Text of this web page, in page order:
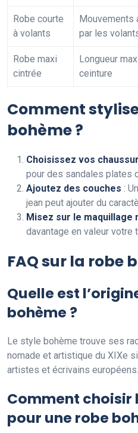
Robe courte
à volants
Mouvements
par les
Robe maxi
cintrée
Longueur
ceinture
Comment
bohème ?
Choisissez vos
pour des sandales plates
Ajoutez des couches :
jean peut ajouter du
Misez sur le maquillage
davantage en valeur votre
FAQ sur la robe
Quelle est
bohème ?
Le style bohème trouve ses
nomade et artistique du XIXe
artistes et écrivains européens.
Comment choisir
pour une robe